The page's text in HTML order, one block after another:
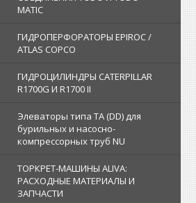
MATIC
ГИДРОПЕРФОРАТОРЫ EPIROC /
ATLAS COPCO
ГИДРОЦИЛИНДРЫ CATERPILLAR
R1700G И R1700 II
Элеваторы типа TA (DD) для
бурильных и насосно-
компрессорных труб NU
ТОРКРЕТ-МАШИНЫ ALIVA:
РАСХОДНЫЕ МАТЕРИАЛЫ И
ЗАПЧАСТИ